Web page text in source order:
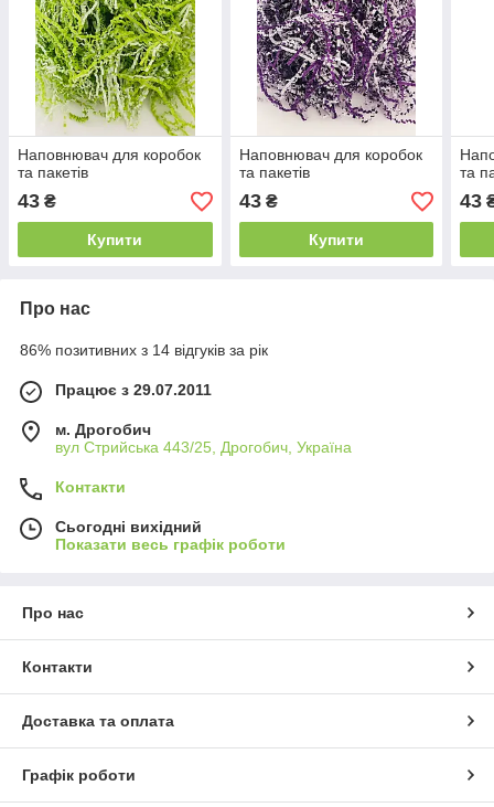
Наповнювач для коробок
та пакетів
43 ₴
Купити
Наповнювач для коробок
та пакетів
43₴
Купити
та
43
Про нас
86% позитивних з 14 відгуків за рік
Працює з 29.07.2011
м. Дрогобич
вул Стрийська 443/25, Дрогобич, Україна
Контакти
Сьогодні вихідний
Показати весь графік роботи
Про нас
Контакти
Доставка та оплата
Графік роботи